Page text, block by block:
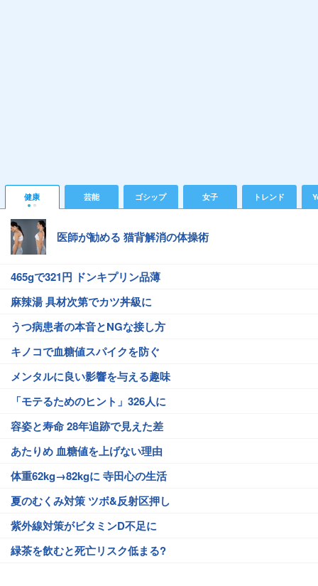
健康 芸能 ゴシップ 女子 トレンド
医師が勧める 猫背解消の体操術
465gで321円 ドンキプリン品薄
麻辣湯 具材次第でカツ丼級に
うつ病患者の本音とNGな接し方
キノコで血糖値スパイクを防ぐ
メンタルに良い影響を与える趣味
「モテるためのヒント」326人に
容姿と寿命 28年追跡で見えた差
あたりめ 血糖値を上げない理由
体重62kg→82kgに 寺田心の生活
夏のむくみ対策 ツボ&反射区押し
紫外線対策がビタミンD不足に
緑茶を飲むと死亡リスク低まる?